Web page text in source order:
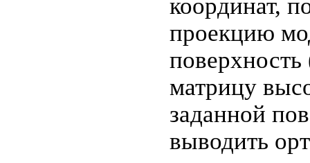
координат,
проекцию
матрицу
заданной
выводить